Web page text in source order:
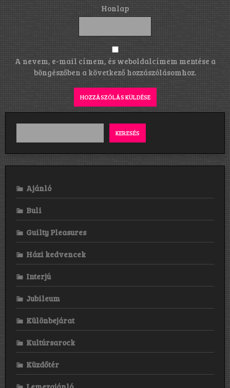
Honlap
A nevem, e-mail címem, és weboldalcímem mentése a
böngészőben a következő hozzászólásomhoz.
KERESÉS
Ajánló
Buli
Guilty Pleasures
Házi kedvencek
Interjú
Jubileum
Különbejárat
Kultúrsarock
Küzdőtér